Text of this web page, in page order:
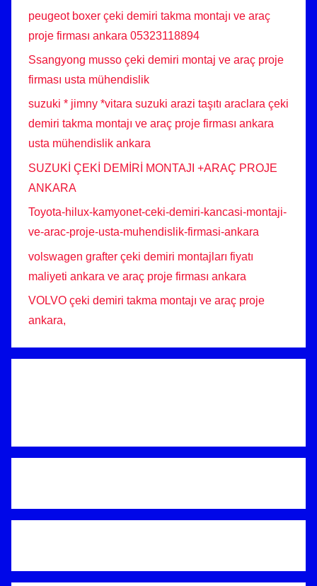
peugeot boxer çeki demiri takma montajı ve araç
proje firması ankara 05323118894
Ssangyong musso çeki demiri montaj ve araç proje
firması usta mühendislik
suzuki * jimny *vitara suzuki arazi taşıtı araclara çeki
demiri takma montajı ve araç proje firması ankara
usta mühendislik ankara
SUZUKİ ÇEKİ DEMİRİ MONTAJI +ARAÇ PROJE
ANKARA
Toyota-hilux-kamyonet-ceki-demiri-kancasi-montaji-
ve-arac-proje-usta-muhendislik-firmasi-ankara
volswagen grafter çeki demiri montajları fiyatı
maliyeti ankara ve araç proje firması ankara
VOLVO çeki demiri takma montajı ve araç proje
ankara,